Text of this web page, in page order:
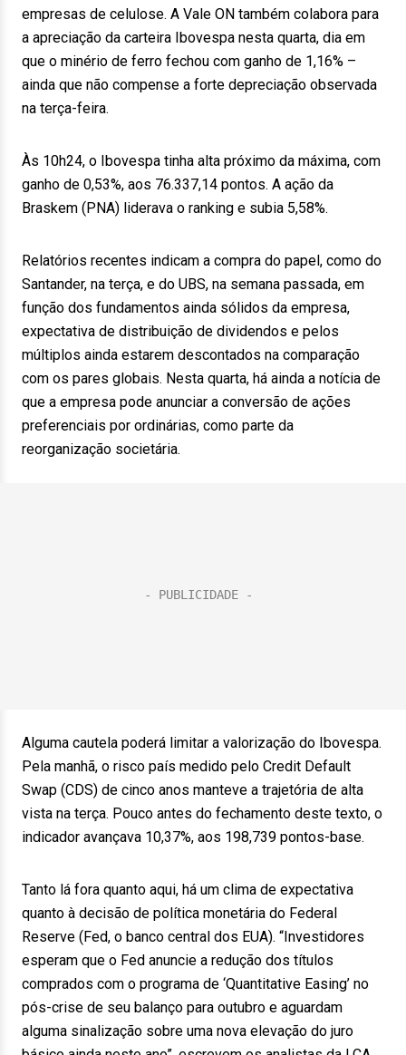
empresas de celulose. A Vale ON também colabora para
a apreciação da carteira Ibovespa nesta quarta, dia em
que o minério de ferro fechou com ganho de 1,16% –
ainda que não compense a forte depreciação observada
na terça-feira.
Às 10h24, o Ibovespa tinha alta próximo da máxima, com
ganho de 0,53%, aos 76.337,14 pontos. A ação da
Braskem (PNA) liderava o ranking e subia 5,58%.
Relatórios recentes indicam a compra do papel, como do
Santander, na terça, e do UBS, na semana passada, em
função dos fundamentos ainda sólidos da empresa,
expectativa de distribuição de dividendos e pelos
múltiplos ainda estarem descontados na comparação
com os pares globais. Nesta quarta, há ainda a notícia de
que a empresa pode anunciar a conversão de ações
preferenciais por ordinárias, como parte da
reorganização societária.
Alguma cautela poderá limitar a valorização do Ibovespa.
Pela manhã, o risco país medido pelo Credit Default
Swap (CDS) de cinco anos manteve a trajetória de alta
vista na terça. Pouco antes do fechamento deste texto, o
indicador avançava 10,37%, aos 198,739 pontos-base.
Tanto lá fora quanto aqui, há um clima de expectativa
quanto à decisão de política monetária do Federal
Reserve (Fed, o banco central dos EUA). “Investidores
esperam que o Fed anuncie a redução dos títulos
comprados com o programa de ‘Quantitative Easing’ no
pós-crise de seu balanço para outubro e aguardam
alguma sinalização sobre uma nova elevação do juro